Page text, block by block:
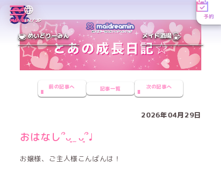
MENUEN／JP
予約
めいどりーみん メイド酒場
前の記事へ 記事一覧 次の記事へ
2026年04月29日
おはなし՞ᴗ͈ ̫ ᴗ͈՞♩
お嬢様、ご主人様こんばんは！